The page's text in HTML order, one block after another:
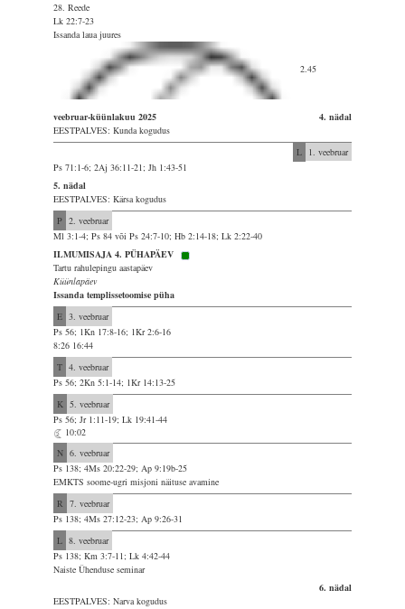
28. Reede
Lk 22:7-23
Issanda laua juures
2.45
4. nädal
veebruar-küünlakuu 2025
EESTPALVES: Kunda kogudus
L 1. veebruar
Ps 71:1-6; 2Aj 36:11-21; Jh 1:43-51
5. nädal
EESTPALVES: Kärsa kogudus
P 2. veebruar
Ml 3:1-4; Ps 84 või Ps 24:7-10; Hb 2:14-18; Lk 2:22-40
ILMUMISAJA 4. PÜHAPÄEV
Tartu rahulepingu aastapäev
Küünlapäev
Issanda templissetoomise püha
E 3. veebruar
Ps 56; 1Kn 17:8-16; 1Kr 2:6-16
8:26 16:44
T 4. veebruar
Ps 56; 2Kn 5:1-14; 1Kr 14:13-25
K 5. veebruar
Ps 56; Jr 1:11-19; Lk 19:41-44
10:02
N 6. veebruar
Ps 138; 4Ms 20:22-29; Ap 9:19b-25
EMKTS soome-ugri misjoni näituse avamine
R 7. veebruar
Ps 138; 4Ms 27:12-23; Ap 9:26-31
L 8. veebruar
Ps 138; Km 3:7-11; Lk 4:42-44
Naiste Ühenduse seminar
6. nädal
EESTPALVES: Narva kogudus